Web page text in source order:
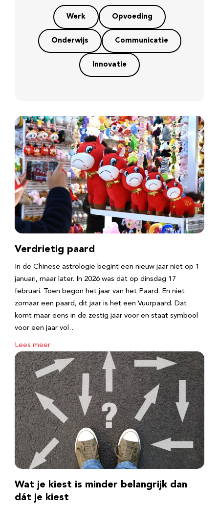
Werk Opvoeding
Onderwijs Communicatie
Innovatie
Verdrietig paard
In de Chinese astrologie begint een nieuw jaar niet op 1
januari, maar later. In 2026 was dat op dinsdag 17
februari. Toen begon het jaar van het Paard. En niet
zomaar een paard, dit jaar is het een Vuurpaard. Dat
komt maar eens in de zestig jaar voor en staat symbool
voor een jaar vol…
Lees meer
Wat je kiest is minder belangrijk dan
dát je kiest